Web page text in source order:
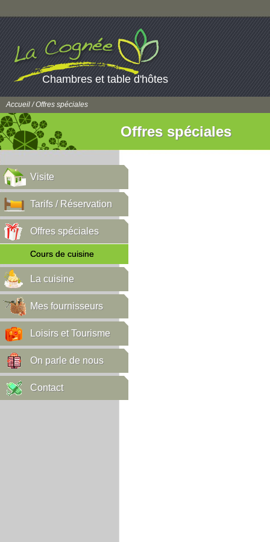
Chambres et table d'hôtes
Accueil/ Offres spéciales
Offres spéciales
Visite
Tarifs / Réservation
Offres spéciales
Cours de cuisine
La cuisine
Mes fournisseurs
Loisirs et Tourisme
On parle de nous
Contact